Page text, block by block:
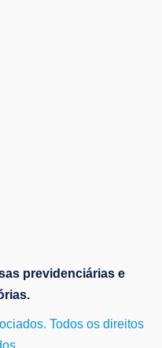
previdenciárias e
Todos os direitos